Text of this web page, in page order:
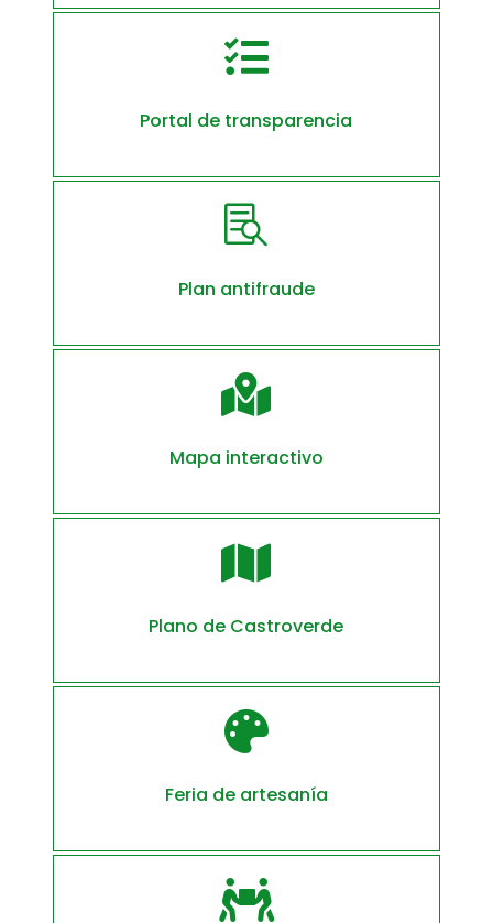

Portal de transparencia

Plan antifraude

Mapa interactivo

Plano de Castroverde

Feria de artesanía
